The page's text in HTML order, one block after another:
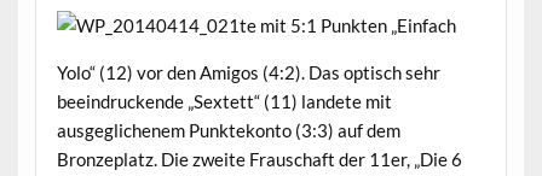
te mit 5:1 Punkten „Einfach
Yolo“ (12) vor den Amigos (4:2). Das optisch sehr
beeindruckende „Sextett“ (11) landete mit
ausgeglichenem Punktekonto (3:3) auf dem
Bronzeplatz. Die zweite Frauschaft der 11er, „Die 6